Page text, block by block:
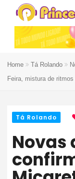
Home Tá Rolando
Feira, mistura de
Tá Rolando
Novas atrações são